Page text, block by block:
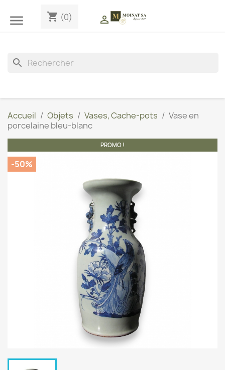
 shopping_cart (0) 
search
Accueil Objets Vases, Cache-pots
Vase en
porcelaine bleu-blanc
PROMO !
-50%